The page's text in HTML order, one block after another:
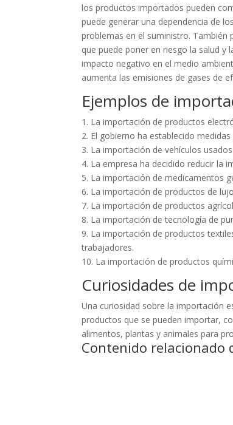
los productos importados pueden
puede generar una dependencia de
problemas en el suministro.
que puede poner en riesgo la salud
impacto negativo en el medio
aumenta las emisiones de gases de
Ejemplos de
1. La importación de productos
2. El gobierno ha establecido
3. La importación de vehículos
4. La empresa ha decidido reducir la
5. La importación de medicamentos
6. La importación de productos de
7. La importación de productos
8. La importación de tecnología de
9. La importación de productos
trabajadores.
10. La importación de productos
Curiosidades de
Una curiosidad sobre la importación
productos que se pueden importar,
alimentos, plantas y animales para
Contenido relacionado